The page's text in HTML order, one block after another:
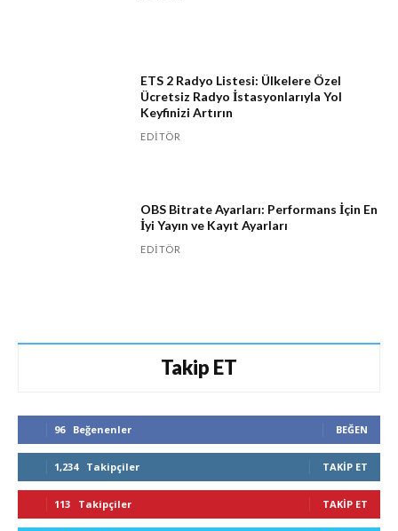
ETS 2 Radyo Listesi: Ülkelere Özel
Ücretsiz Radyo İstasyonlarıyla Yol
Keyfinizi Artırın
EDITÖR
OBS Bitrate Ayarları: Performans İçin En
İyi Yayın ve Kayıt Ayarları
EDITÖR
Takip ET
96 Beğenenler BEĞEN
1,234 Takipçiler TAKIP ET
113 Takipçiler TAKIP ET